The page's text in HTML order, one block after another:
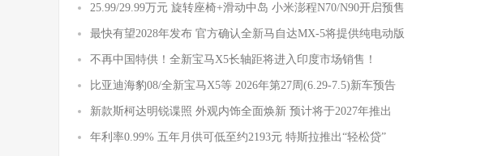
25.99/29.99万元 旋转座椅+滑动中岛 小米澎程N70/N90开启预售
最快有望2028年发布 官方确认全新马自达MX-5将提供纯电动版
不再中国特供！全新宝马X5长轴距将进入印度市场销售！
比亚迪海豹08/全新宝马X5等 2026年第27周(6.29-7.5)新车预告
新款斯柯达明锐谍照 外观内饰全面焕新 预计将于2027年推出
年利率0.99% 五年月供可低至约2193元 特斯拉推出“轻松贷”